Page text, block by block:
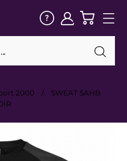
2000
SWEAT SAHB